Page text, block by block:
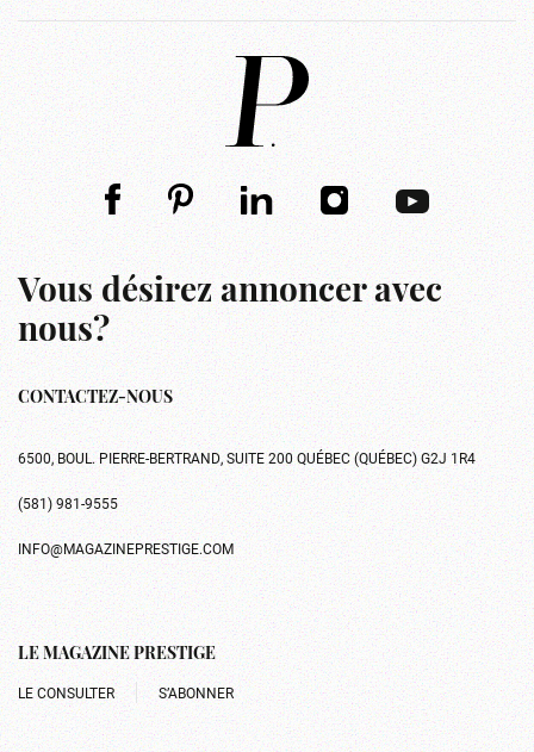
Vous désirez annoncer avec
nous?
CONTACTEZ-NOUS
6500, BOUL. PIERRE-BERTRAND, SUITE 200 QUÉBEC (QUÉBEC) G2J 1R4
(581) 981-9555
INFO@MAGAZINEPRESTIGE.COM
LE MAGAZINE PRESTIGE
LE CONSULTER S’ABONNER